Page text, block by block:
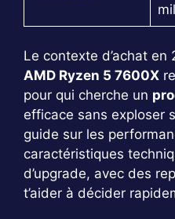
Le contexte d’achat
AMD Ryzen 5 7600X
pour qui cherche un
efficace sans exploser
guide sur les
caractéristiques
d’upgrade, avec des
t’aider à décider